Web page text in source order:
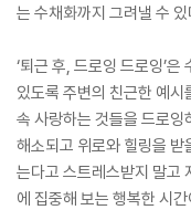
는 수채화까지 그려낼 수 있
‘퇴근 후, 드로잉 드로잉’
있도록 주변의 친근한 예
속 사랑하는 것들을 드로
해소되고 위로와 힐링을 받
는다고 스트레스받지 말고
에 집중해 보는 행복한 시